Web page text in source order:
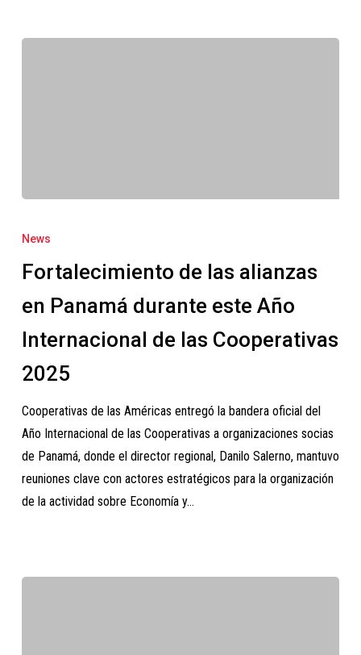
de
alianzas
en
durante
este
Internacional
de
las
Cooperativas
2025
News
Fortalecimiento de las alianzas
en Panamá durante este Año
Internacional de las Cooperativas
2025
Cooperativas de las Américas entregó la bandera oficial del
Año Internacional de las Cooperativas a organizaciones socias
de Panamá, donde el director regional, Danilo Salerno, mantuvo
reuniones clave con actores estratégicos para la organización
de la actividad sobre Economía y…